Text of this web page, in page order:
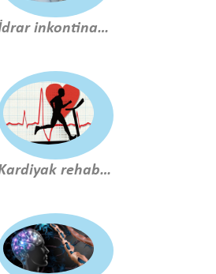
İdrar inkontinans (pelvik taban rehabilitasyonu)
Kardiyak rehabilitasyon